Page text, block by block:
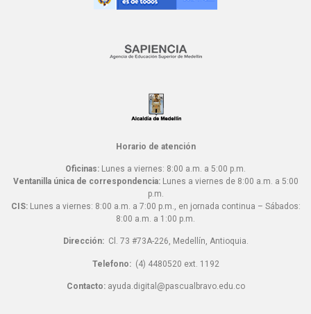
Horario de atención
Oficinas: Lunes a viernes: 8:00 a.m. a 5:00 p.m.
Ventanilla única de correspondencia:Lunes a viernes de 8:00 a.m. a 5:00
p.m.
CIS:Lunes a viernes: 8:00 a.m. a 7:00 p.m., en jornada continua – Sábados:
8:00 a.m. a 1:00 p.m.
Dirección: Cl. 73 #73A-226, Medellín, Antioquia.
Telefono:(4) 4480520 ext. 1192
Contacto:ayuda.digital@pascualbravo.edu.co